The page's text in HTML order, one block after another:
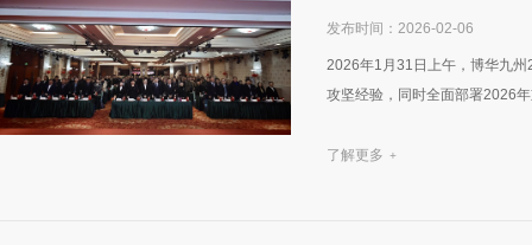
发布时间：2026-02-06
2026年1月31日上午，博华九
攻坚经验，同时全面部署2026
了解更多 +